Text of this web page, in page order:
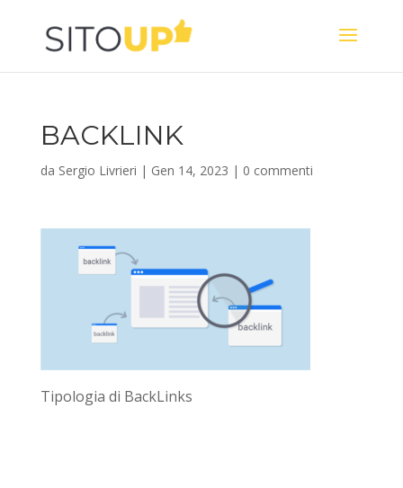
BACKLINK
da Sergio Livrieri | Gen 14, 2023 | 0 commenti
Tipologia di BackLinks